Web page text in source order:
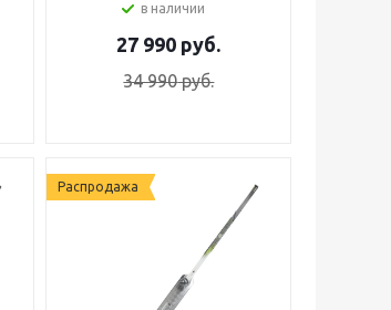
в наличии
27 990 руб.
34 990руб.
Распродажа